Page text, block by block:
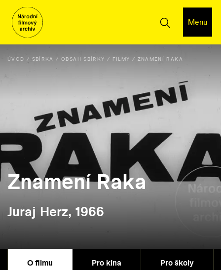
Menu
ÚVOD SBÍRKA OBSAH SBÍRKY FILMY ZNAMENÍ RAKA
Znamení Raka
Juraj Herz, 1966
O filmu Pro kina Pro školy